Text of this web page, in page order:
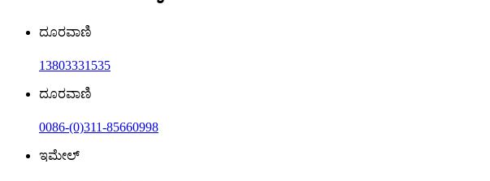
ದೂರವಾಣಿ
13803331535
ದೂರವಾಣಿ
0086-(0)311-85660998
ಇಮೇಲ್